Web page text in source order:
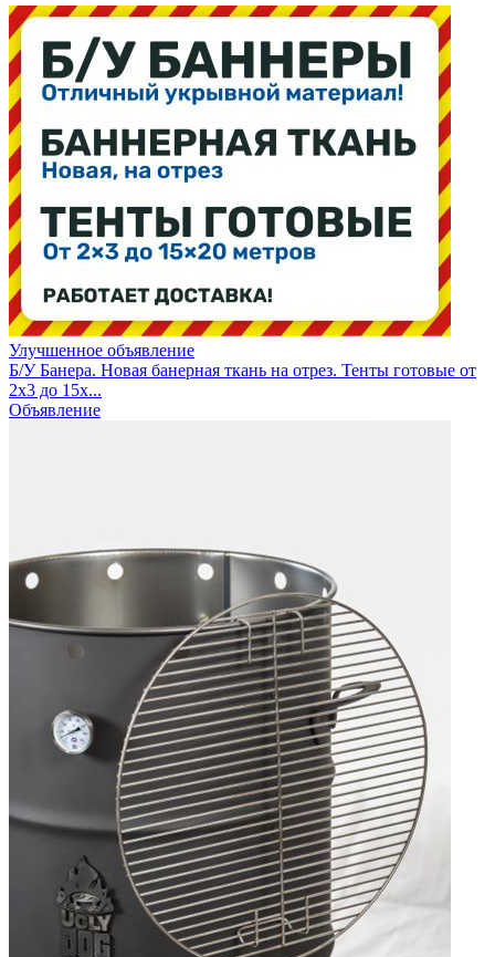
Улучшенное объявление
Б/У Банера. Новая банерная ткань на отрез. Тенты готовые от
2х3 до 15х...
Объявление